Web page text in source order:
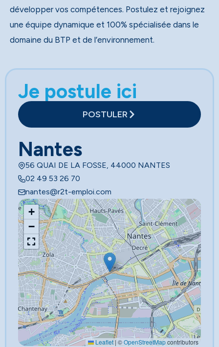
développer vos compétences. Postulez et rejoignez
une équipe dynamique et 100% spécialisée dans le
domaine du BTP et de l’environnement.
Je postule ici
POSTULER
Nantes
56 QUAI DE LA FOSSE, 44000 NANTES
02 49 53 26 70
nantes@r2t-emploi.com
+
−
Leaflet | ©OpenStreetMapcontributors